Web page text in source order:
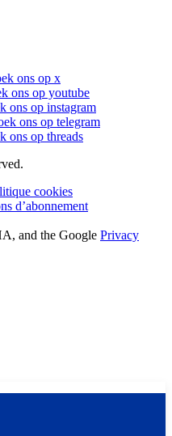
ons op x
ons op youtube
ons op instagram
ons op telegram
ons op threads
cookies
d’abonnement
and the Google Privacy